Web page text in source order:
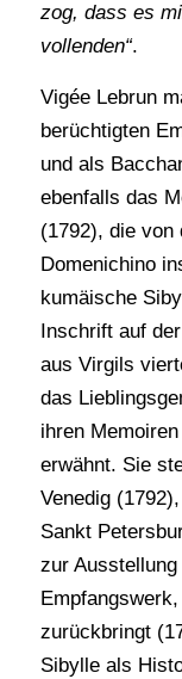
zog, dass es
vollenden“.
Vigée Lebrun
berüchtigten
und als
ebenfalls das
(1792), die von
Domenichino
kumäische
Inschrift auf
aus Virgils
das
ihren
erwähnt. Sie
Venedig
Sankt
zur
zurückbringt
Sibylle als